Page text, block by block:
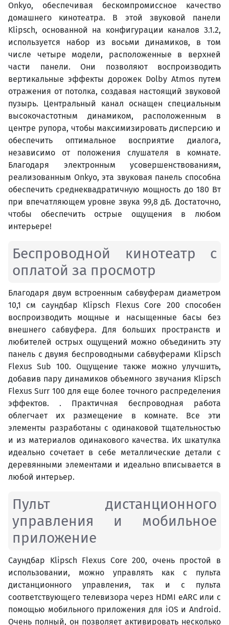
Onkyo, обеспечивая бескомпромиссное качество
домашнего кинотеатра. В этой звуковой панели
Klipsch, основанной на конфигурации каналов 3.1.2,
используется набор из восьми динамиков, в том
числе четыре модели, расположенные в верхней
части панели. Они позволяют воспроизводить
вертикальные эффекты дорожек Dolby Atmos путем
отражения от потолка, создавая настоящий звуковой
пузырь. Центральный канал оснащен специальным
высокочастотным динамиком, расположенным в
центре рупора, чтобы максимизировать дисперсию и
обеспечить оптимальное восприятие диалога,
независимо от положения слушателя в комнате.
Благодаря электронным усовершенствованиям,
реализованным Onkyo, эта звуковая панель способна
обеспечить среднеквадратичную мощность до 180 Вт
при впечатляющем уровне звука 99,8 дБ. Достаточно,
чтобы обеспечить острые ощущения в любом
интерьере!
Беспроводной кинотеатр с
оплатой за просмотр
Благодаря двум встроенным сабвуферам диаметром
10,1 см саундбар Klipsch Flexus Core 200 способен
воспроизводить мощные и насыщенные басы без
внешнего сабвуфера. Для больших пространств и
любителей острых ощущений можно объединить эту
панель с двумя беспроводными сабвуферами Klipsch
Flexus Sub 100. Ощущение также можно улучшить,
добавив пару динамиков объемного звучания Klipsch
Flexus Surr 100 для еще более точного распределения
эффектов. . Практичная беспроводная работа
облегчает их размещение в комнате. Все эти
элементы разработаны с одинаковой тщательностью
и из материалов одинакового качества. Их шкатулка
идеально сочетает в себе металлические детали с
деревянными элементами и идеально вписывается в
любой интерьер.
Пульт дистанционного
управления и мобильное
приложение
Саундбар Klipsch Flexus Core 200, очень простой в
использовании, можно управлять как с пульта
дистанционного управления, так и с пульта
соответствующего телевизора через HDMI eARC или с
помощью мобильного приложения для iOS и Android.
Очень полный, он позволяет активировать несколько